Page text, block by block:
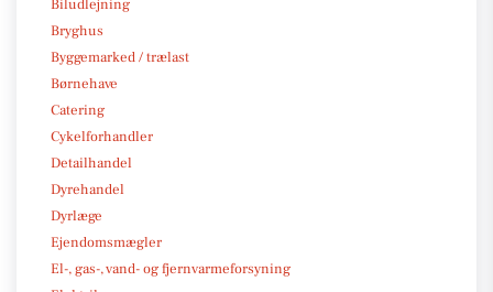
Biludlejning
Bryghus
Byggemarked / trælast
Børnehave
Catering
Cykelforhandler
Detailhandel
Dyrehandel
Dyrlæge
Ejendomsmægler
El-, gas-, vand- og fjernvarmeforsyning